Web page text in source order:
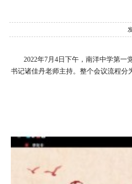
2022年7月 4日下午，南洋中学第一
书记诸佳丹老师主持。整个会议流程分